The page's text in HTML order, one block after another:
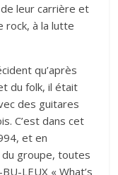
leur carrière et
rock, à la lutte
qu’après
du folk, il était
des guitares
C’est dans cet
et en
groupe, toutes
LEUX « What’s